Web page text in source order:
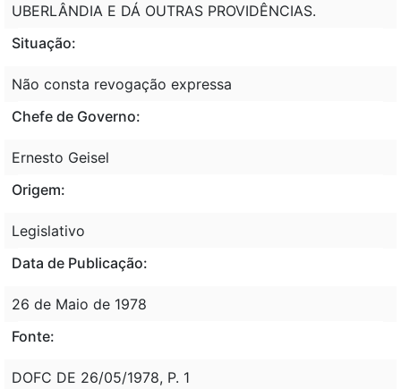
UBERLÂNDIA E DÁ OUTRAS PROVIDÊNCIAS.
Situação:
Não consta revogação expressa
Chefe de Governo:
Ernesto Geisel
Origem:
Legislativo
Data de Publicação:
26 de Maio de 1978
Fonte:
DOFC DE 26/05/1978, P. 1